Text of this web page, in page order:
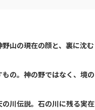
野山の現在の顔と、裏に沈む
の。神の野ではなく、境の
の川伝説。石の川に残る実在